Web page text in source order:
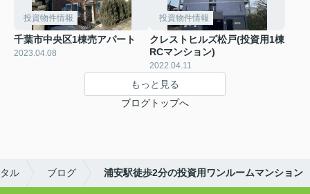
投資物件情報
千葉市中央区1棟売アパート
2023.04.08
投資物件情報
クレストヒルズ松戸(投資用1棟
RCマンション)
2022.04.11
もっと見る
ブログトップへ
ル ブログ 浦安駅徒歩2分の投資用ワンルームマンション